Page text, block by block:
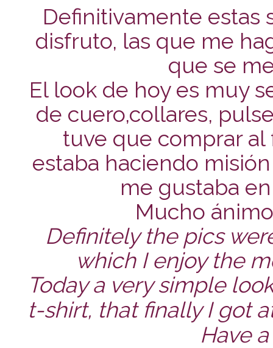
Definitivamente estas
disfruto, las que me
que se
El look de hoy es muy
de cuero,collares,
tuve que comprar al
estaba haciendo
me gustaba
Mucho
Definitely the pics
which I enjoy the
Today a very simple
t-shirt, that finally I got
Have